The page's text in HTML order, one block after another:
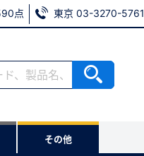
点 東京 03-3270-5761
その他